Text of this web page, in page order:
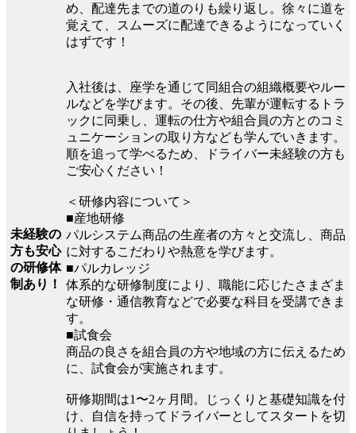
め、配達先までの道のりも繰り返し。徐々に道を
覚えて、スムーズに配達できるようになっていく
はずです！
未経験の
方も安心
の研修体
制あり！
入社後は、座学を通じて同組合の組織概要やルー
ルなどを学びます。その後、先輩が運転するトラ
ックに同乗し、運転の仕方や組合員の方とのコミ
ュニケーションの取り方なども学んでいきます。
順を追って学べるため、ドライバー未経験の方も
ご安心ください！
＜研修内容について＞
■産地研修
パルシステム商品の生産者の方々と交流し、商品
に対するこだわりや熱意を学びます。
■パルカレッジ
体系的な研修制度により、職能に応じたさまざま
な研修・通信教育などで必要な科目を受講できま
す。
■試食会
商品の良さを組合員の方や地域の方に伝えるため
に、試食会が実施されます。
研修期間は1〜2ヶ月間。じっくりと基礎知識を付
け、自信を持ってドライバーとしてスタートを切